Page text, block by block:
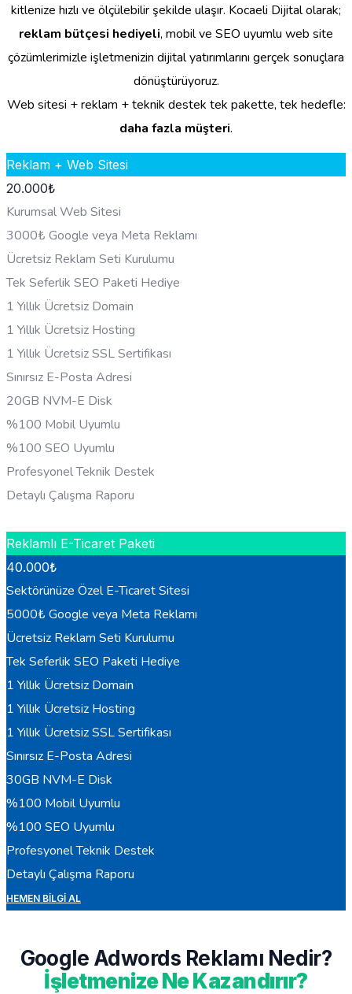
kitlenize hızlı ve ölçülebilir şekilde ulaşır. Kocaeli Dijital olarak;
reklam bütçesi hediyeli, mobil ve SEO uyumlu web site
çözümlerimizle işletmenizin dijital yatırımlarını gerçek sonuçlara
dönüştürüyoruz.
Web sitesi + reklam + teknik destek tek pakette, tek hedefle:
daha fazla müşteri.
Reklam + Web Sitesi
20.000₺
Kurumsal Web Sitesi
3000₺ Google veya Meta Reklamı
Ücretsiz Reklam Seti Kurulumu
Tek Seferlik SEO Paketi Hediye
1 Yıllık Ücretsiz Domain
1 Yıllık Ücretsiz Hosting
1 Yıllık Ücretsiz SSL Sertifikası
Sınırsız E-Posta Adresi
20GB NVM-E Disk
%100 Mobil Uyumlu
%100 SEO Uyumlu
Profesyonel Teknik Destek
Detaylı Çalışma Raporu
Reklamlı E-Ticaret Paketi
40.000₺
Sektörünüze Özel E-Ticaret Sitesi
5000₺ Google veya Meta Reklamı
Ücretsiz Reklam Seti Kurulumu
Tek Seferlik SEO Paketi Hediye
1 Yıllık Ücretsiz Domain
1 Yıllık Ücretsiz Hosting
1 Yıllık Ücretsiz SSL Sertifikası
Sınırsız E-Posta Adresi
30GB NVM-E Disk
%100 Mobil Uyumlu
%100 SEO Uyumlu
Profesyonel Teknik Destek
Detaylı Çalışma Raporu
HEMEN BILGI AL
Google Adwords Reklamı Nedir?
İşletmenize Ne Kazandırır?